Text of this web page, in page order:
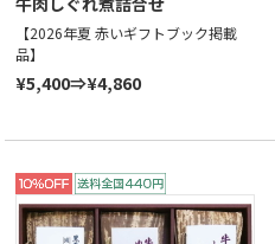
【2026年夏 赤いギフトブック掲載
品】
¥5,400⇒¥4,860